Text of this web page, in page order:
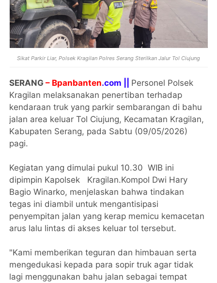
Sikat Parkir Liar, Polsek Kragilan Polres Serang Sterilkan Jalur Tol Ciujung
SERANG – Bpanbanten.com || Personel Polsek
Kragilan melaksanakan penertiban terhadap
kendaraan truk yang parkir sembarangan di bahu
jalan area keluar Tol Ciujung, Kecamatan Kragilan,
Kabupaten Serang, pada Sabtu (09/05/2026)
pagi.
Kegiatan yang dimulai pukul 10.30 WIB ini
dipimpin Kapolsek Kragilan.Kompol Dwi Hary
Bagio Winarko, menjelaskan bahwa tindakan
tegas ini diambil untuk mengantisipasi
penyempitan jalan yang kerap memicu kemacetan
arus lalu lintas di akses keluar tol tersebut.
"Kami memberikan teguran dan himbauan serta
mengedukasi kepada para sopir truk agar tidak
lagi menggunakan bahu jalan sebagai tempat